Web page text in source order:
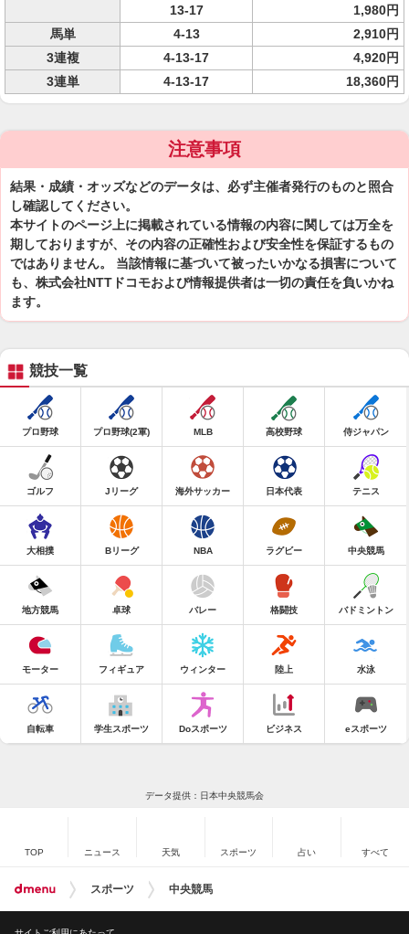
13-17
1,980円
馬単
4-13
2,910円
3連複
4-13-17
4,920円
3連単
4-13-17 18,360円
注意事項
結果・成績・オッズなどのデータは、必ず主催者発行のものと照合
し確認してください。
本サイトのページ上に掲載されている情報の内容に関しては万全を
期しておりますが、その内容の正確性および安全性を保証するもの
ではありません。 当該情報に基づいて被ったいかなる損害について
も、株式会社NTTドコモおよび情報提供者は一切の責任を負いかね
ます。
競技一覧
プロ野球 プロ野球(2軍) MLB 高校野球 侍ジャパン
ゴルフ Jリーグ 海外サッカー 日本代表 テニス
大相撲 Bリーグ NBA ラグビー 中央競馬
地方競馬 卓球 バレー 格闘技 バドミントン
モーター フィギュア ウィンター 陸上 水泳
自転車 学生スポーツ Doスポーツ ビジネス eスポーツ
データ提供：日本中央競馬会
TOP ニュース 天気 スポーツ 占い すべて
スポーツ 中央競馬